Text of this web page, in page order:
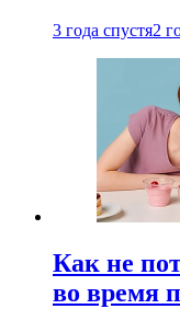
3 года спустя2
Как не
во время